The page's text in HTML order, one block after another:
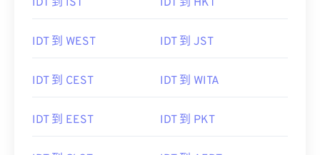
IDT 到 IST IDT 到 HKT
IDT 到 WEST IDT 到 JST
IDT 到 CEST IDT 到 WITA
IDT 到 EEST IDT 到 PKT